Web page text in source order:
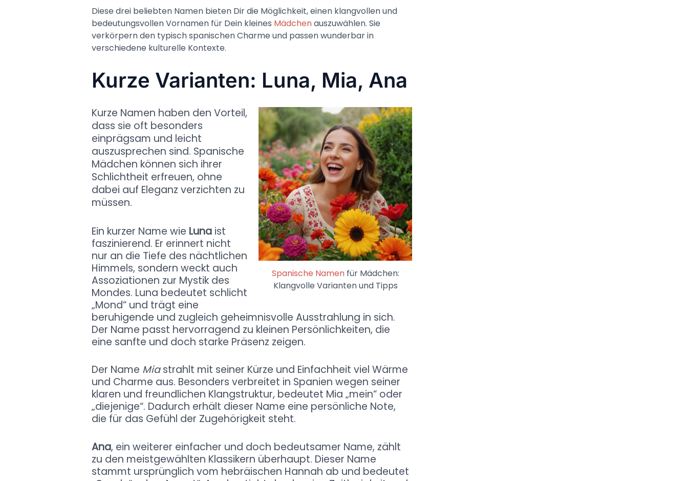
Diese drei beliebten Namen bieten Dir die Möglichkeit, einen klangvollen und
bedeutungsvollen Vornamen für Dein kleines Mädchenauszuwählen. Sie
verkörpern den typisch spanischen Charme und passen wunderbar in
verschiedene kulturelle Kontexte.
Kurze Varianten: Luna, Mia, Ana
Spanische Namenfür Mädchen:
Klangvolle Varianten und Tipps
Kurze Namen haben den Vorteil,
dass sie oft besonders
einprägsam und leicht
auszusprechen sind. Spanische
Mädchen können sich ihrer
Schlichtheit erfreuen, ohne
dabei auf Eleganz verzichten zu
müssen.
Ein kurzer Name wie Lunaist
faszinierend. Er erinnert nicht
nur an die Tiefe des nächtlichen
Himmels, sondern weckt auch
Assoziationen zur Mystik des
Mondes. Luna bedeutet schlicht
„Mond“ und trägt eine
beruhigende und zugleich geheimnisvolle Ausstrahlung in sich.
Der Name passt hervorragend zu kleinen Persönlichkeiten, die
eine sanfte und doch starke Präsenz zeigen.
Der Name Miastrahlt mit seiner Kürze und Einfachheit viel Wärme
und Charme aus. Besonders verbreitet in Spanien wegen seiner
klaren und freundlichen Klangstruktur, bedeutet Mia „mein“ oder
„diejenige“. Dadurch erhält dieser Name eine persönliche Note,
die für das Gefühl der Zugehörigkeit steht.
Ana, ein weiterer einfacher und doch bedeutsamer Name, zählt
zu den meistgewählten Klassikern überhaupt. Dieser Name
stammt ursprünglich vom hebräischen Hannah ab und bedeutet